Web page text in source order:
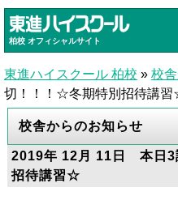
柏校 オフィシャルサイト
東進ハイスクール 柏校 » 校
切！！！☆冬期特別招待講
校舎からのお知らせ
2019年 12月 11日 本日3
招待講習☆